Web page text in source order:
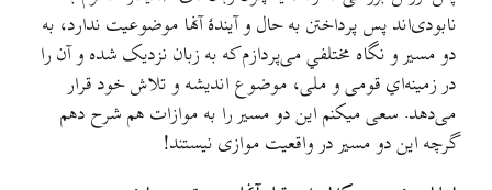
نابودی‌اند پس پرداختن به حال و آیندهٔ آنها موضوعیت ندارد، به
دو مسیر و نگاه مختلفي می‌پردازم که به زبان نزدیک شده و آن را
در زمینه‌اي قومی و ملی، موضوع اندیشه و تلاش خود قرار
می‌دهد. سعی میکنم این دو مسیر را به موازات هم شرح دهم
گرچه این دو مسیر در واقعیت موازی نیستند!